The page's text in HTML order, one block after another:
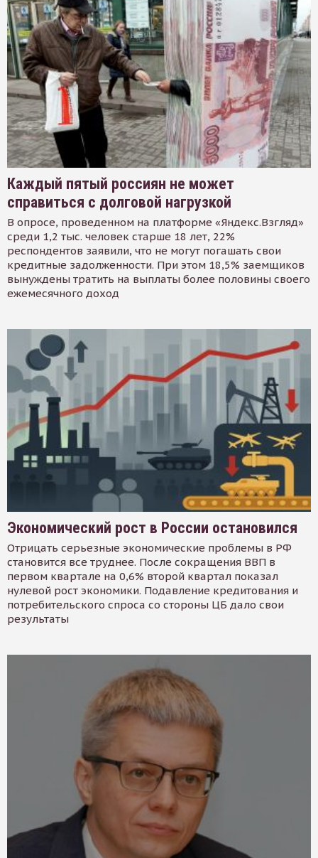
Каждый пятый россиян не может
справиться с долговой нагрузкой
В опросе, проведенном на платформе «Яндекс.Взгляд»
среди 1,2 тыс. человек старше 18 лет, 22%
респондентов заявили, что не могут погашать свои
кредитные задолженности. При этом 18,5% заемщиков
вынуждены тратить на выплаты более половины своего
ежемесячного доход
Экономический рост в России остановился
Отрицать серьезные экономические проблемы в РФ
становится все труднее. После сокращения ВВП в
первом квартале на 0,6% второй квартал показал
нулевой рост экономики. Подавление кредитования и
потребительского спроса со стороны ЦБ дало свои
результаты